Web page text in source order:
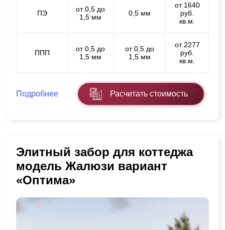
ПЭ
от 0,5 до
1,5 мм
0,5 мм
от 1640
руб.
кв.м.
ППП
от 0,5 до
1,5 мм
от 0,5 до
1,5 мм
от 2277
руб.
кв.м.
Подробнее Расчитать стоимость
Элитный забор для коттеджа
модель Жалюзи вариант
«Оптима»